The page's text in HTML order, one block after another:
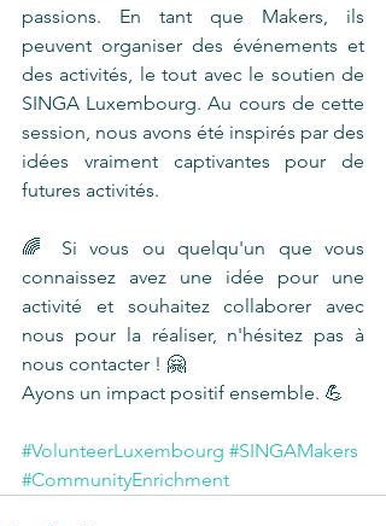
passions. En tant que Makers, ils
peuvent organiser des événements et
des activités, le tout avec le soutien de
SINGA Luxembourg. Au cours de cette
session, nous avons été inspirés par des
idées vraiment captivantes pour de
futures activités.
🌈 Si vous ou quelqu'un que vous
connaissez avez une idée pour une
activité et souhaitez collaborer avec
nous pour la réaliser, n'hésitez pas à
nous contacter ! 🤗
Ayons un impact positif ensemble. 💪
#VolunteerLuxembourg #SINGAMakers
#CommunityEnrichment